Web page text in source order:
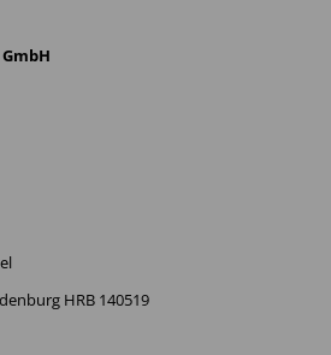
HRB 140519